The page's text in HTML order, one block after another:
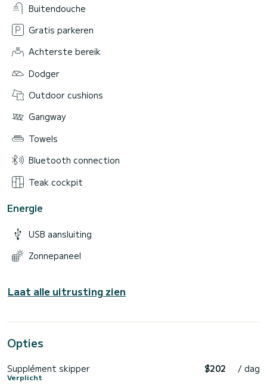
Buitendouche
Gratis parkeren
Achterste bereik
Dodger
Outdoor cushions
Gangway
Towels
Bluetooth connection
Teak cockpit
Energie
USB aansluiting
Zonnepaneel
Laat alle uitrusting zien
Opties
Supplément skipper
Verplicht
$202 / dag